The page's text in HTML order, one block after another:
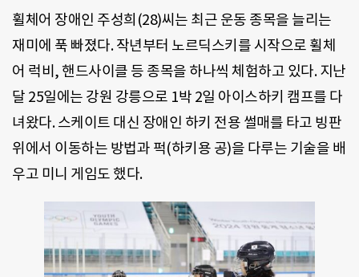
휠체어 장애인 주성희(28)씨는 최근 운동 종목을 늘리는
재미에 푹 빠졌다. 작년부터 노르딕스키를 시작으로 휠체
어 럭비, 핸드사이클 등 종목을 하나씩 체험하고 있다. 지난
달 25일에는 강원 강릉으로 1박 2일 아이스하키 캠프를 다
녀왔다. 스케이트 대신 장애인 하키 전용 썰매를 타고 빙판
위에서 이동하는 방법과 퍽(하키용 공)을 다루는 기술을 배
우고 미니 게임도 했다.